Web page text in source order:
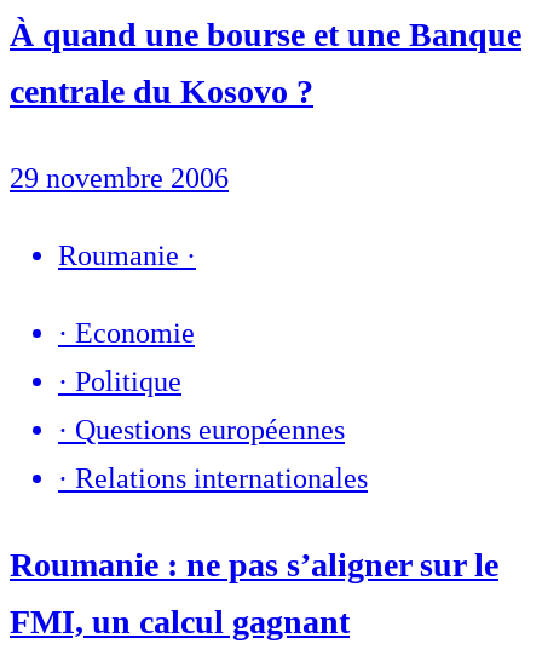
À quand une bourse et une Banque
centrale du Kosovo ?
29 novembre 2006
Roumanie ·
· Economie
· Politique
· Questions européennes
· Relations internationales
Roumanie : ne pas s’aligner sur le
FMI, un calcul gagnant